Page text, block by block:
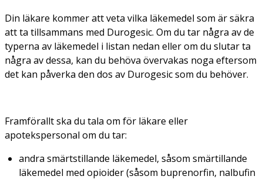
Din läkare kommer att veta vilka läkemedel som är säkra
att ta tillsammans med Durogesic. Om du tar några av de
typerna av läkemedel i listan nedan eller om du slutar ta
några av dessa, kan du behöva övervakas noga eftersom
det kan påverka den dos av Durogesic som du behöver.
Framförallt ska du tala om för läkare eller
apotekspersonal om du tar:
andra smärtstillande läkemedel, såsom smärtillande
läkemedel med opioider (såsom buprenorfin, nalbufin